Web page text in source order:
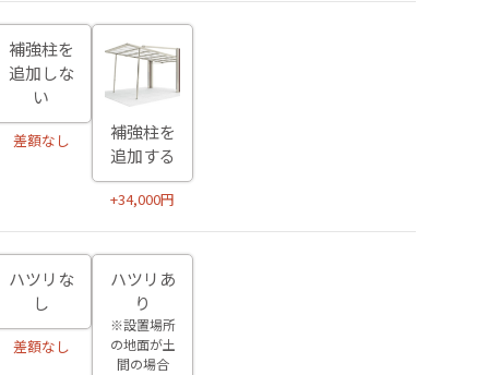
補強柱を
追加しな
い
差額なし
補強柱を
追加する
+34,000円
ハツリな
し
差額なし
ハツリあ
り
※設置場所
の地面が土
間の場合